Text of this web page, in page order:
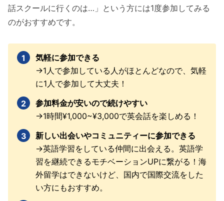
話スクールに行くのは…」という方には1度参加してみる
のがおすすめです。
気軽に参加できる
→1人で参加している人がほとんどなので、気軽
に1人で参加して大丈夫！
参加料金が安いので続けやすい
→1時間¥1,000~¥3,000で英会話を楽しめる！
新しい出会いやコミュニティーに参加できる
→英語学習をしている仲間に出会える。英語学
習を継続できるモチベーションUPに繋がる！海
外留学はできないけど、国内で国際交流をした
い方にもおすすめ。